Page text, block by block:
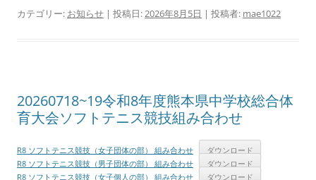
カテゴリー: お知らせ | 投稿日:2026年8月5日 | 投稿者: mae1022
20260718~19令和8年度熊本県中学校総合体
育大会ソフトテニス競技組み合わせ
R8 ソフトテニス競技（女子団体の部） 組み合わせ
ダウンロード
R8 ソフトテニス競技（男子団体の部） 組み合わせ
ダウンロード
R8 ソフトテニス競技（女子個人の部） 組み合わせ
ダウンロード